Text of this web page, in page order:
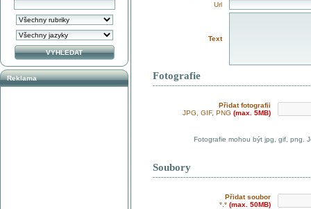
Url
Text
Fotografie
Přidat fotografii
JPG, GIF, PNG (max. 5MB)
Fotografie mohou být jpg, gif, png.
Soubory
Přidat soubor
*.* (max. 50MB)
Reklama